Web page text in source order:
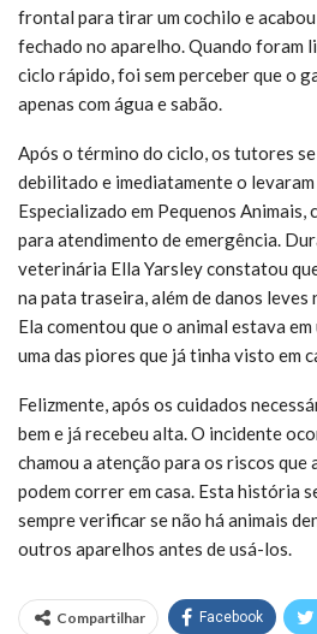
frontal para tirar um cochilo e
fechado no aparelho. Quando foram
ciclo rápido, foi sem perceber que o
apenas com água e sabão.
Após o término do ciclo, os tutores
debilitado e imediatamente o
Especializado em Pequenos Animais,
para atendimento de emergência.
veterinária Ella Yarsley constatou
na pata traseira, além de danos leves
Ela comentou que o animal estava
uma das piores que já tinha visto em
Felizmente, após os cuidados
bem e já recebeu alta. O incidente
chamou a atenção para os riscos que
podem correr em casa. Esta história
sempre verificar se não há animais
outros aparelhos antes de usá-los.
Compartilhar Facebook